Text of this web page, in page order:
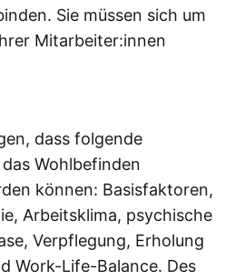
Sie müssen sich um
Mitarbeiter:innen
dass folgende
Wohlbefinden
können: Basisfaktoren,
Arbeitsklima, psychische
Verpflegung, Erholung
Work-Life-Balance. Des